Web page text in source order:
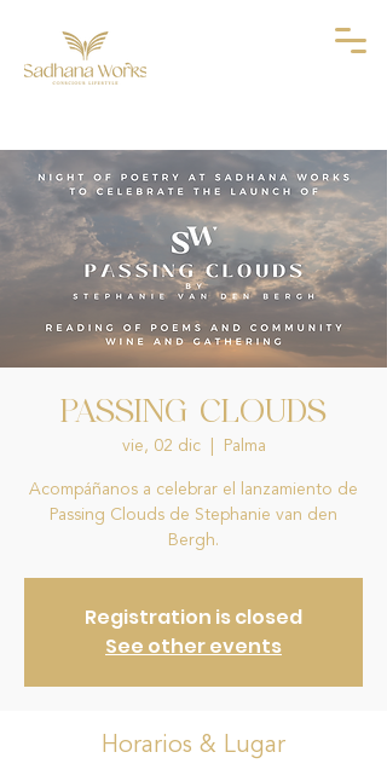
PASSING CLOUDS
vie, 02 dic
  |
Palma
Acompáñanos a celebrar el lanzamiento de
Passing Clouds de Stephanie van den
Bergh.
Registration is closed
See other events
Horarios & Lugar